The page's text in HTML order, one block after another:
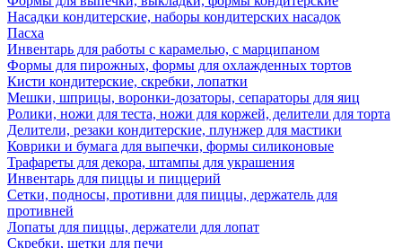
Насадки кондитерские, наборы кондитерских насадок
Пасха
Инвентарь для работы с карамелью, с марципаном
Формы для пирожных, формы для охлажденных тортов
Кисти кондитерские, скребки, лопатки
Мешки, шприцы, воронки-дозаторы, сепараторы для яиц
Ролики, ножи для теста, ножи для коржей, делители для торта
Делители, резаки кондитерские, плунжер для мастики
Коврики и бумага для выпечки, формы силиконовые
Трафареты для декора, штампы для украшения
Инвентарь для пиццы и пиццерий
Сетки, подносы, противни для пиццы, держатель для
противней
Лопаты для пиццы, держатели для лопат
Скребки, щетки для печи